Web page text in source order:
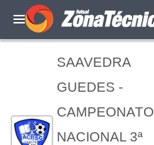
SAAVEDRA
GUEDES -
CAMPEONATO
NACIONAL 3ª